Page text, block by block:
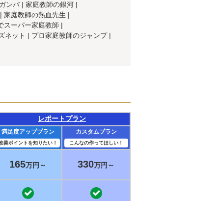
ンバ
家庭教師の銀河
家庭教師の熱血先生
スーパー家庭教師
ネット
プロ家庭教師のジャンプ
レポートプラン
満足度アッププラン
善ポイントを知りたい！
カスタムプラン
こんなの作ってほしい！
165万円～ 330万円～